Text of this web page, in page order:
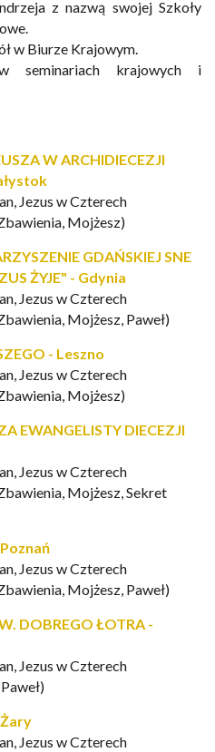
z nazwą swojej Szkoły
w Biurze Krajowym.
seminariach krajowych
i
W ARCHIDIECEZJI
Jezus w Czterech
Mojżesz)
GDAŃSKIEJ SNE
ŻYJE" - Gdynia
Jezus w Czterech
Mojżesz, Paweł)
- Leszno
Jezus w Czterech
Mojżesz)
EWANGELISTY DIECEZJI
Jezus w Czterech
Mojżesz, Sekret
Jezus w Czterech
Mojżesz, Paweł)
DOBREGO ŁOTRA -
Jezus w Czterech
Żary
Jezus w Czterech